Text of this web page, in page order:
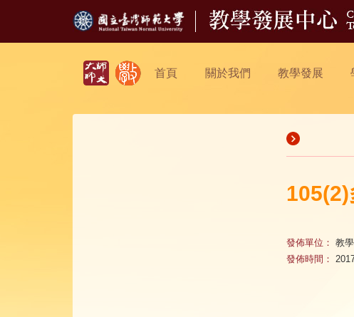
首頁 關於我們 教學發展
發佈單位： 教
發佈時間：